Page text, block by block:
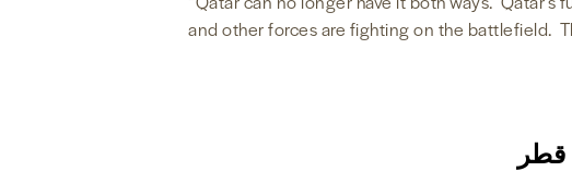
and other forces are fighting on the battlefield.